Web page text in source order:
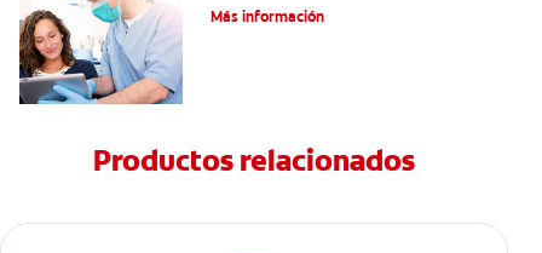
Más información
Productos relacionados